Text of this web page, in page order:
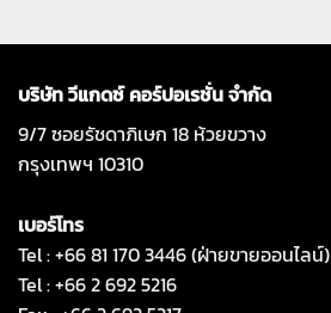
บริษัท วีแกดซ์ คอร์ปอเรชั่น จำกัด
9/7 ซอยรัชดาภิเษก 18 ห้วยขวาง
กรุงเทพฯ 10310
เบอร์โทร
Tel : +66 81 170 3446 (ฝ่ายขายออนไลน์)
Tel : +66 2 692 5216